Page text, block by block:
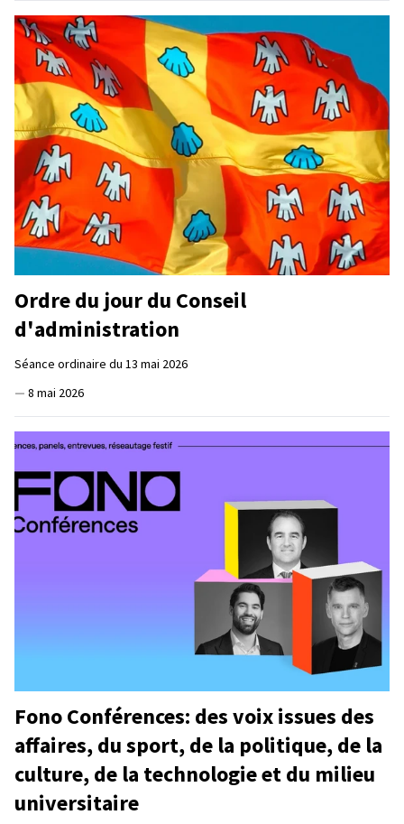
Ordre du jour du Conseil
d'administration
Séance ordinaire du 13 mai 2026
— 8 mai 2026
Fono Conférences: des voix issues des
affaires, du sport, de la politique, de la
culture, de la technologie et du milieu
universitaire